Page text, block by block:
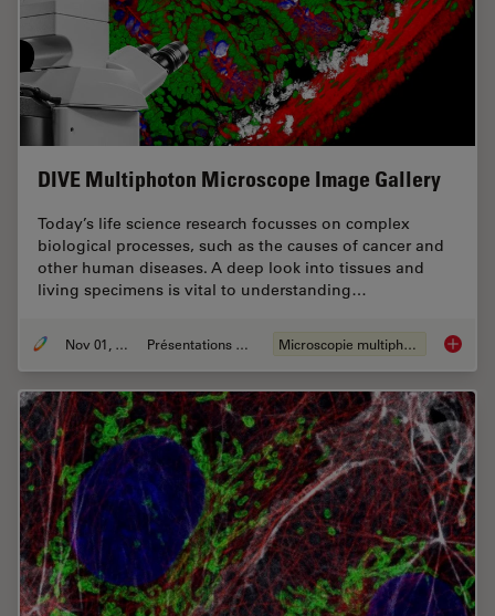
DIVE Multiphoton Microscope Image Gallery
Today’s life science research focusses on complex
biological processes, such as the causes of cancer and
other human diseases. A deep look into tissues and
living specimens is vital to understanding…
Nov 01, 2018 Présentations du CSF Microscopie multiphotonique DIVE